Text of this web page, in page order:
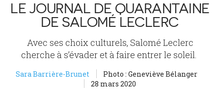
LE JOURNAL DE QUARANTAINE
DE SALOMÉ LECLERC
Avec ses choix culturels, Salomé Leclerc
cherche à s’évader et à faire entrer le soleil.
Sara Barrière-Brunet
Photo : Geneviève Bélanger
28 mars 2020